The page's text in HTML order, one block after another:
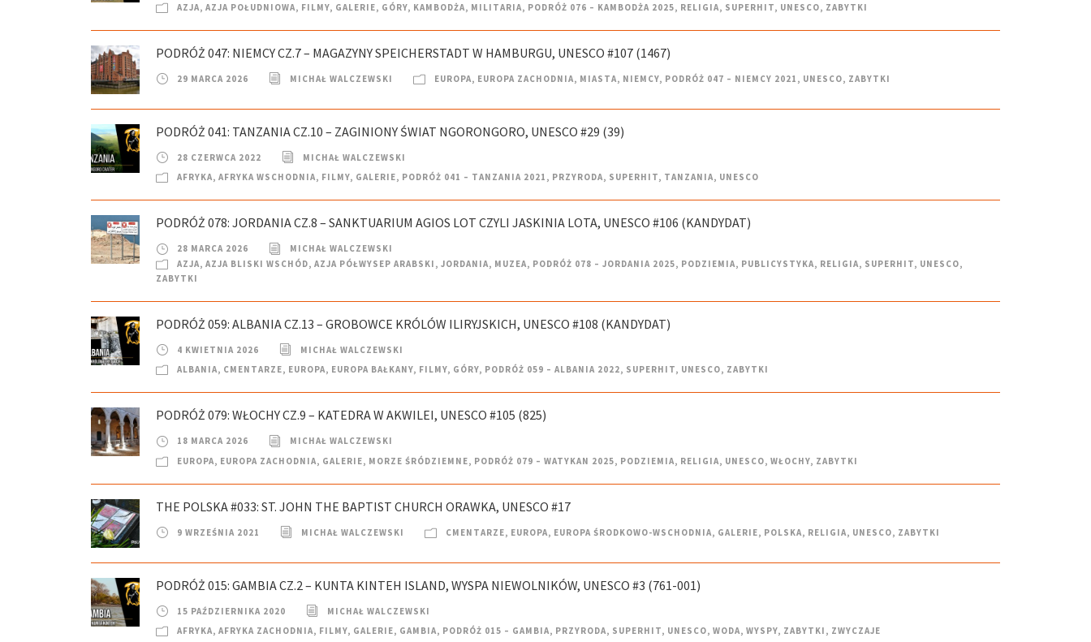
AZJA, AZJA POŁUDNIOWA, FILMY, GALERIE, GÓRY, KAMBODŻA, MILITARIA, PODRÓŻ 076 – KAMBODŻA 2025, RELIGIA, SUPERHIT, UNESCO, ZABYTKI
PODRÓŻ 047: NIEMCY CZ.7 – MAGAZYNY SPEICHERSTADT W HAMBURGU, UNESCO #107 (1467)
29 MARCA 2026 MICHAŁ WALCZEWSKI EUROPA, EUROPA ZACHODNIA, MIASTA, NIEMCY, PODRÓŻ 047 – NIEMCY 2021 , UNESCO, ZABYTKI
PODRÓŻ 041: TANZANIA CZ.10 – ZAGINIONY ŚWIAT NGORONGORO, UNESCO #29 (39)
28 CZERWCA 2022
MICHAŁ WALCZEWSKI
AFRYKA, AFRYKA WSCHODNIA, FILMY, GALERIE, PODRÓŻ 041 – TANZANIA 2021 , PRZYRODA, SUPERHIT, TANZANIA, UNESCO
PODRÓŻ 078: JORDANIA CZ.8 – SANKTUARIUM AGIOS LOT CZYLI JASKINIA LOTA, UNESCO #106 (KANDYDAT)
28 MARCA 2026
MICHAŁ WALCZEWSKI
AZJA, AZJA BLISKI WSCHÓD, AZJA PÓŁWYSEP ARABSKI , JORDANIA, MUZEA, PODRÓŻ 078 – JORDANIA 2025, PODZIEMIA, PUBLICYSTYKA, RELIGIA, SUPERHIT, UNESCO,
ZABYTKI
PODRÓŻ 059: ALBANIA CZ.13 – GROBOWCE KRÓLÓW ILIRYJSKICH, UNESCO #108 (KANDYDAT)
4 KWIETNIA 2026
MICHAŁ WALCZEWSKI
ALBANIA, CMENTARZE, EUROPA, EUROPA BAŁKANY, FILMY, GÓRY, PODRÓŻ 059 – ALBANIA 2022, SUPERHIT, UNESCO, ZABYTKI
PODRÓŻ 079: WŁOCHY CZ.9 – KATEDRA W AKWILEI, UNESCO #105 (825)
18 MARCA 2026
MICHAŁ WALCZEWSKI
EUROPA, EUROPA ZACHODNIA, GALERIE, MORZE ŚRÓDZIEMNE, PODRÓŻ 079 – WATYKAN 2025, PODZIEMIA, RELIGIA, UNESCO, WŁOCHY, ZABYTKI
THE POLSKA #033: ST. JOHN THE BAPTIST CHURCH ORAWKA, UNESCO #17
9 WRZEŚNIA 2021 MICHAŁ WALCZEWSKI CMENTARZE, EUROPA, EUROPA ŚRODKOWO-WSCHODNIA, GALERIE, POLSKA, RELIGIA, UNESCO, ZABYTKI
PODRÓŻ 015: GAMBIA CZ.2 – KUNTA KINTEH ISLAND, WYSPA NIEWOLNIKÓW, UNESCO #3 (761-001)
15 PAŹDZIERNIKA 2020
MICHAŁ WALCZEWSKI
AFRYKA, AFRYKA ZACHODNIA, FILMY, GALERIE, GAMBIA, PODRÓŻ 015 – GAMBIA, PRZYRODA, SUPERHIT, UNESCO, WODA, WYSPY, ZABYTKI , ZWYCZAJE